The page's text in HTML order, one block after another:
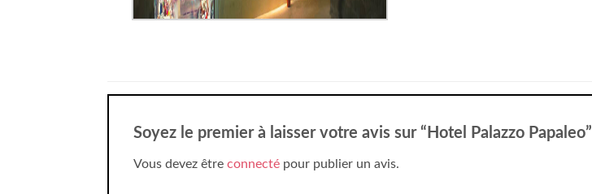
Soyez le premier à laisser votre avis sur “Hotel Palazzo Papaleo”
Vous devez être connecté pour publier un avis.